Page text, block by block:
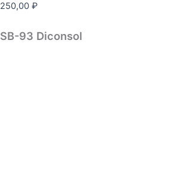
250,00 ₽
SB-93 Diconsol